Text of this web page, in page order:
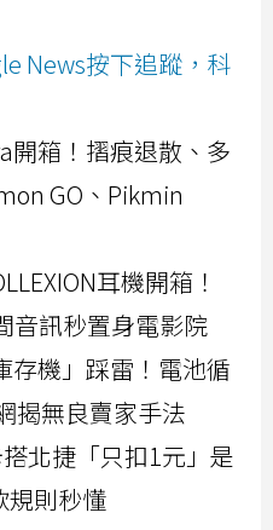
News按下追蹤，科
開箱！摺痕退散、多
GO、Pikmin
耳機開箱！
音訊秒置身電影院
存機」踩雷！電池循
揭無良賣家手法
北捷「只扣1元」是
規則秒懂